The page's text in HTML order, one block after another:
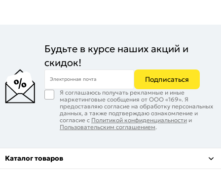
Будьте в курсе наших акций и
скидок!
Электронная почта Подписаться
Я соглашаюсь получать рекламные и иные
маркетинговые сообщения от ООО «169». Я
предоставляю согласие на обработку персональных
данных, а также подтверждаю ознакомление и
согласие с Политикой конфиденциальности и
Пользовательским соглашением.
Каталог товаров